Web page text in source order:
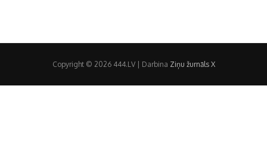
Copyright © 2026 444.LV | Darbina Ziņu žurnāls X